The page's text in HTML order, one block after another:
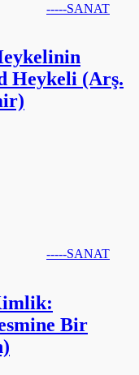
-----SANAT
Heykeli (Arş.
-----SANAT
Bir